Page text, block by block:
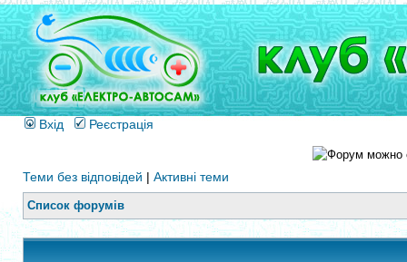
Вхід Реєстрація
Теми без відповідей | Активні теми
Список форумів